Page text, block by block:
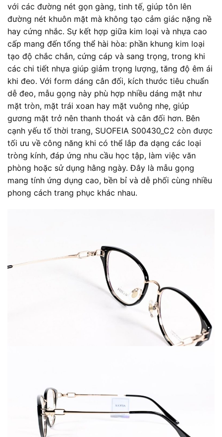
với các đường nét gọn gàng, tinh tế, giúp tôn lên
đường nét khuôn mặt mà không tạo cảm giác nặng nề
hay cứng nhắc. Sự kết hợp giữa kim loại và nhựa cao
cấp mang đến tổng thể hài hòa: phần khung kim loại
tạo độ chắc chắn, cứng cáp và sang trọng, trong khi
các chi tiết nhựa giúp giảm trọng lượng, tăng độ êm ái
khi đeo. Với form dáng cân đối, kích thước tiêu chuẩn
dễ đeo, mẫu gọng này phù hợp nhiều dáng mặt như
mặt tròn, mặt trái xoan hay mặt vuông nhẹ, giúp
gương mặt trở nên thanh thoát và cân đối hơn. Bên
cạnh yếu tố thời trang, SUOFEIA S00430_C2 còn được
tối ưu về công năng khi có thể lắp đa dạng các loại
tròng kính, đáp ứng nhu cầu học tập, làm việc văn
phòng hoặc sử dụng hằng ngày. Đây là mẫu gọng
mang tính ứng dụng cao, bền bỉ và dễ phối cùng nhiều
phong cách trang phục khác nhau.